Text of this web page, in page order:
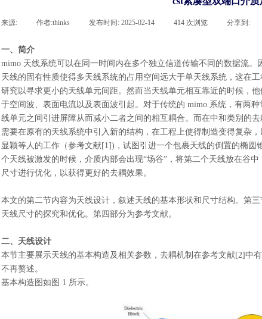
来源: 作者:thinks 发布时间: 2025-02-14 414 次浏览 分享到:
一、简介
mimo 天线系统可以在同一时间内在多个独立信道传输不同的数据流
天线的固有性质使得多天线系统的占用空间远大于单天线系统，这在
研究以寻求更小的天线单元间距。然而当天线单元相互靠近的时候，
于空间波、表面电流以及表面波引起。对于传统的 mimo 系统，有
线单元之间引进屏障从而减小二者之间的相互耦合。而在中和类别的
需要在原有的天线系统中引入新的结构，在工程上使得制造变得复杂
显颖等人的工作（参考文献[1])，试图引进一个包裹天线的倒置的椭
个天线被激发的时候，介质内部会出现“场谷”，将第二个天线放在谷
尺寸进行优化，以获得更好的去耦效果。
本文的第二节内容为天线设计，叙述天线的基本形状和尺寸结构。第
天线尺寸的探究和优化。第四部分为参考文献。
二、天线设计
本节主要展示天线的基本构造及相关参数，去耦机制在参考文献[2]中
不再赘述。
基本构造图如图 1 所示。